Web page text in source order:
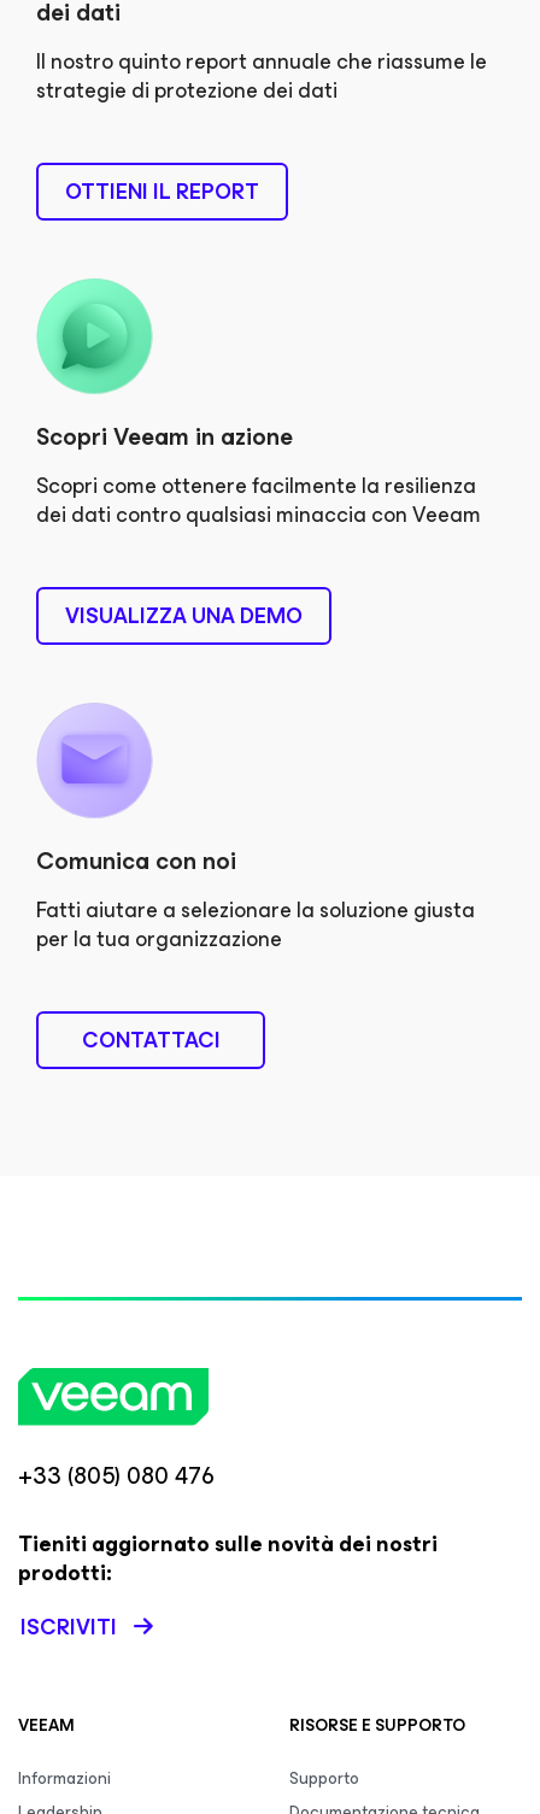
dei dati
Il nostro quinto report annuale che riassume le
strategie di protezione dei dati
OTTIENI IL REPORT
Scopri Veeam in azione
Scopri come ottenere facilmente la resilienza
dei dati contro qualsiasi minaccia con Veeam
VISUALIZZA UNA DEMO
Comunica con noi
Fatti aiutare a selezionare la soluzione giusta
per la tua organizzazione
CONTATTACI
+33 (805) 080 476
Tieniti aggiornato sulle novità dei nostri
prodotti:
ISCRIVITI
VEEAM
Informazioni
RISORSE E SUPPORTO
Supporto